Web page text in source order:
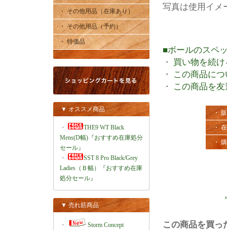
・ その他用品（在庫あり）
・ その他用品（予約）
・ 特価品
▼ オススメ商品
・
THE9 WT Black
Mens(D幅)『おすすめ在庫処分
セール』
・
SST 8 Pro Black/Grey
Ladies（Ｂ幅）『おすすめ在庫
処分セール』
▼ 売れ筋商品
・
Storm Concept
写真は使用イメ
■ボールのスペ
・ 買い物を続け
・
この商品に
・
この商品を
・
・
・
この商品を買っ